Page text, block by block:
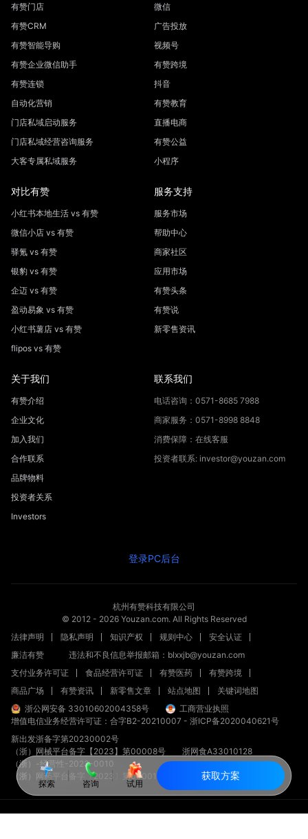
探索 咨询 试用
获取方案
有赞门店
有赞CRM
有赞智能导购
有赞企业微信助手
有赞连锁
自动化营销
门店私域启动服务
门店私域经营咨询服务
大客专属私域服务
微信
广告投放
视频号
有赞跨境
抖音
有赞教育
直播电商
有赞公益
小程序
对比有赞
小红书本地生活 vs 有赞
微信小店 vs 有赞
驿氪 vs 有赞
银豹 vs 有赞
企迈 vs 有赞
盈动易象 vs 有赞
小红书薯店 vs 有赞
flipos vs 有赞
服务支持
服务市场
帮助中心
商家社区
应用市场
有赞头条
有赞说
新零售资讯
关于我们
有赞介绍
企业文化
加入我们
合作联系
品牌物料
投资者关系
Investors
联系我们
电话咨询：0571-8685 7988
商家服务：0571-8998 8848
消费保障：在线客服
投资者联系: investor@youzan.com
登录PC后台
杭州有赞科技有限公司
© 2012 - 2026Youzan.com. All Rights Reserved
法律声明
隐私声明 知识产权 规则中心
安全认证
廉洁有赞
违法和不良信息举报邮箱：blxxjb@youzan.com
支付业务许可证
食品经营许可证 有赞医药
有赞跨境
商品广场
有赞资讯 新零售文章 站点地图
关键词地图
浙公网安备 33010602004358号
工商营业执照
增值电信业务经营许可证：合字B2-20210007 - 浙ICP备2020040621号
新出发浙备字第20230002号
（浙）网械平台备字【2023】第00008号
浙网食A33010128
（浙）-经营性-2023-0010
（浙）网药平台备字〔2023〕第000012-000号